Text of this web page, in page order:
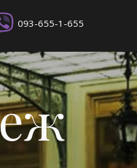
093-655-1-655